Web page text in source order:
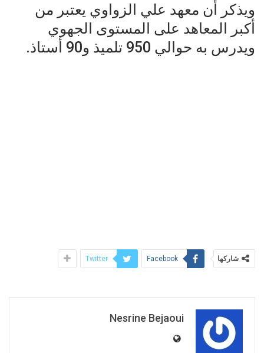
ويذكر أن معهد علي الزواوي يعتبر من
أكبر المعاهد على المستوى الجهوي
ويدرس به حوالي 950 تلميذ و90 أستاذ.
شاركها Facebook
Twitter
Nesrine Bejaoui